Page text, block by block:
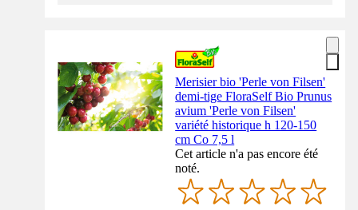
Merisier bio 'Perle von Filsen'
demi-tige FloraSelf Bio Prunus
avium 'Perle von Filsen'
variété historique h 120-150
cm Co 7,5 l
Cet article n'a pas encore été
noté.